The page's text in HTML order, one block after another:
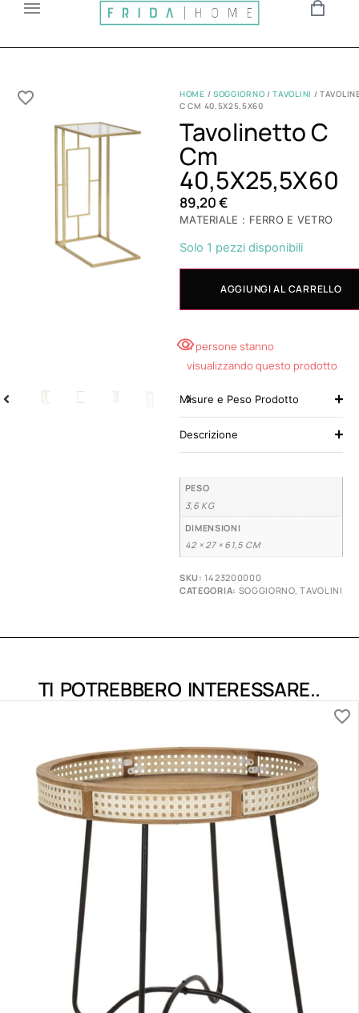
HOME / SOGGIORNO /TAVOLINI /
C CM 40,5X25,5X60
Tavolinetto C
Cm
40,5X25,5X60
89,20€
MATERIALE : FERRO E VETRO
Solo 1 pezzi disponibili
AGGIUNGI AL CARRELLO
4 persone stanno
visualizzando questo prodotto
Misure e Peso Prodotto
Descrizione
PESO
3,6 KG
DIMENSIONI
42 × 27 × 61,5 CM
SKU:1423200000
CATEGORIA: SOGGIORNO,TAVOLINI
TI POTREBBERO INTERESSARE..